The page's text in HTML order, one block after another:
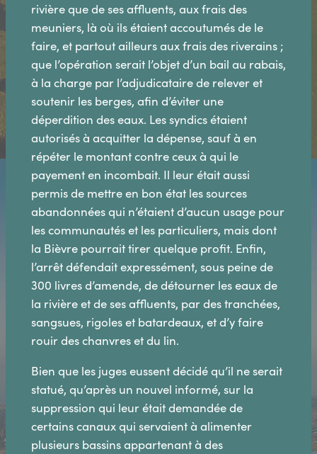
rivière que de ses affluents, aux frais des
meuniers, là où ils étaient accoutumés de le
faire, et partout ailleurs aux frais des riverains ;
que l’opération serait l’objet d’un bail au rabais,
à la charge par l’adjudicataire de relever et
soutenir les berges, afin d’éviter une
déperdition des eaux. Les syndics étaient
autorisés à acquitter la dépense, sauf à en
répéter le montant contre ceux à qui le
payement en incombait. Il leur était aussi
permis de mettre en bon état les sources
abandonnées qui n’étaient d’aucun usage pour
les communautés et les particuliers, mais dont
la Bièvre pourrait tirer quelque profit. Enfin,
l’arrêt défendait expressément, sous peine de
300 livres d’amende, de détourner les eaux de
la rivière et de ses affluents, par des tranchées,
sangsues, rigoles et batardeaux, et d’y faire
rouir des chanvres et du lin.
Bien que les juges eussent décidé qu’il ne serait
statué, qu’après un nouvel informé, sur la
suppression qui leur était demandée de
certains canaux qui servaient à alimenter
plusieurs bassins appartenant à des